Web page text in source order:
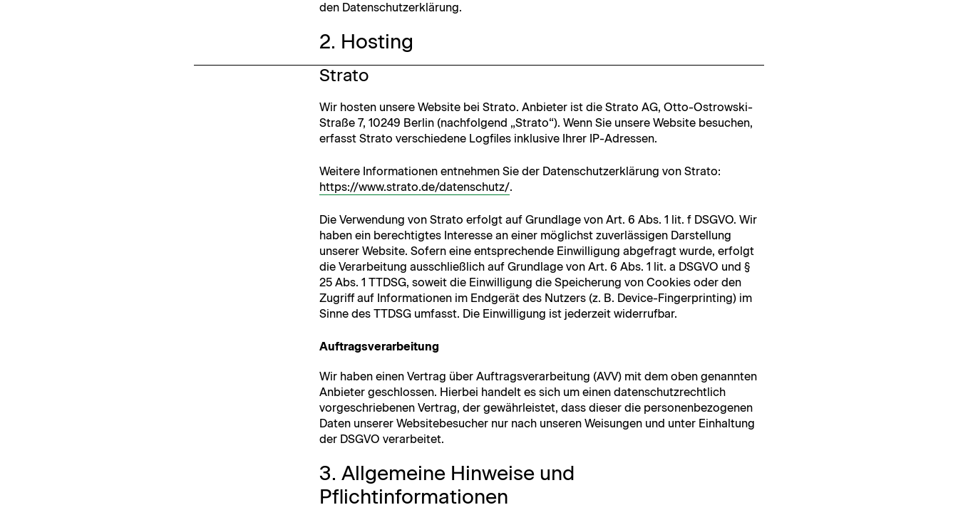
den Datenschutzerklärung.
2. Hosting
Strato
Wir hosten unsere Web­site bei Stra­to. Anbi­eter ist die Stra­to AG, Otto-Ostrows­ki-
Straße 7, 10249 Berlin (nach­fol­gend „Stra­to“). Wenn Sie unsere Web­site besuchen,
erfasst Stra­to ver­schiedene Log­files inklu­sive Ihrer IP-Adressen.
Weit­ere Infor­ma­tio­nen ent­nehmen Sie der Daten­schutzerk­lärung von Stra­to:
https://www.strato.de/datenschutz/.
Die Ver­wen­dung von Stra­to erfol­gt auf Grund­lage von Art. 6 Abs. 1 lit. f DSGVO. Wir
haben ein berechtigtes Inter­esse an ein­er möglichst zuver­läs­si­gen Darstel­lung
unser­er Web­site. Sofern eine entsprechende Ein­willi­gung abge­fragt wurde, erfol­gt
die Ver­ar­beitung auss­chließlich auf Grund­lage von Art. 6 Abs. 1 lit. a DSGVO und §
25 Abs. 1 TTDSG, soweit die Ein­willi­gung die Spe­icherung von Cook­ies oder den
Zugriff auf Infor­ma­tio­nen im Endgerät des Nutzers (z. B. Device-Fin­ger­print­ing) im
Sinne des TTDSG umfasst. Die Ein­willi­gung ist jed­erzeit widerrufbar.
Auftragsverarbeitung
Wir haben einen Ver­trag über Auf­tragsver­ar­beitung (AVV) mit dem oben genan­nten
Anbi­eter geschlossen. Hier­bei han­delt es sich um einen daten­schutzrechtlich
vorgeschriebe­nen Ver­trag, der gewährleis­tet, dass dieser die per­so­n­en­be­zo­ge­nen
Dat­en unser­er Web­sitebe­such­er nur nach unseren Weisun­gen und unter Ein­hal­tung
der DSGVO verarbeitet.
3. Allgemeine Hinweise und
Pflichtinformationen